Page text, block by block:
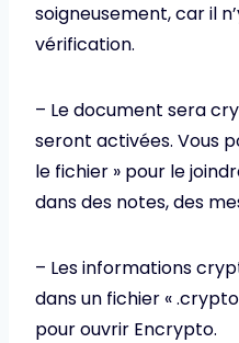
soigneusement, car il
vérification.
– Le document sera
seront activées. Vous
le fichier » pour le
dans des notes, des
– Les informations
dans un fichier «
pour ouvrir Encrypto.